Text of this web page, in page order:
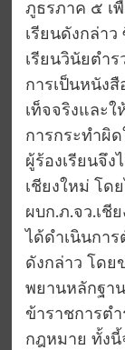
ภูธรภาค ๕ เ
เรียนดังกล่าว
เรียนวินัยตำ
การเป็นหนัง
เท็จจริงและ
การกระทำผิ
ผู้ร้องเรียนจึง
เชียงใหม่ โด
ผบก.ภ.จว.เชี
ได้ดำเนินกา
ดังกล่าว โดย
พยานหลักฐา
ข้าราชการต
กฎหมาย ทั้งนี้